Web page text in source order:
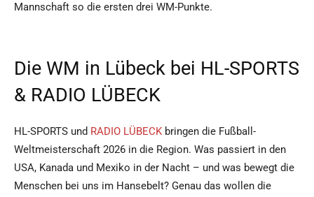
Mannschaft so die ersten drei WM-Punkte.
Die WM in Lübeck bei HL-SPORTS
& RADIO LÜBECK
HL-SPORTS und RADIO LÜBECK bringen die Fußball-
Weltmeisterschaft 2026 in die Region. Was passiert in den
USA, Kanada und Mexiko in der Nacht – und was bewegt die
Menschen bei uns im Hansebelt? Genau das wollen die